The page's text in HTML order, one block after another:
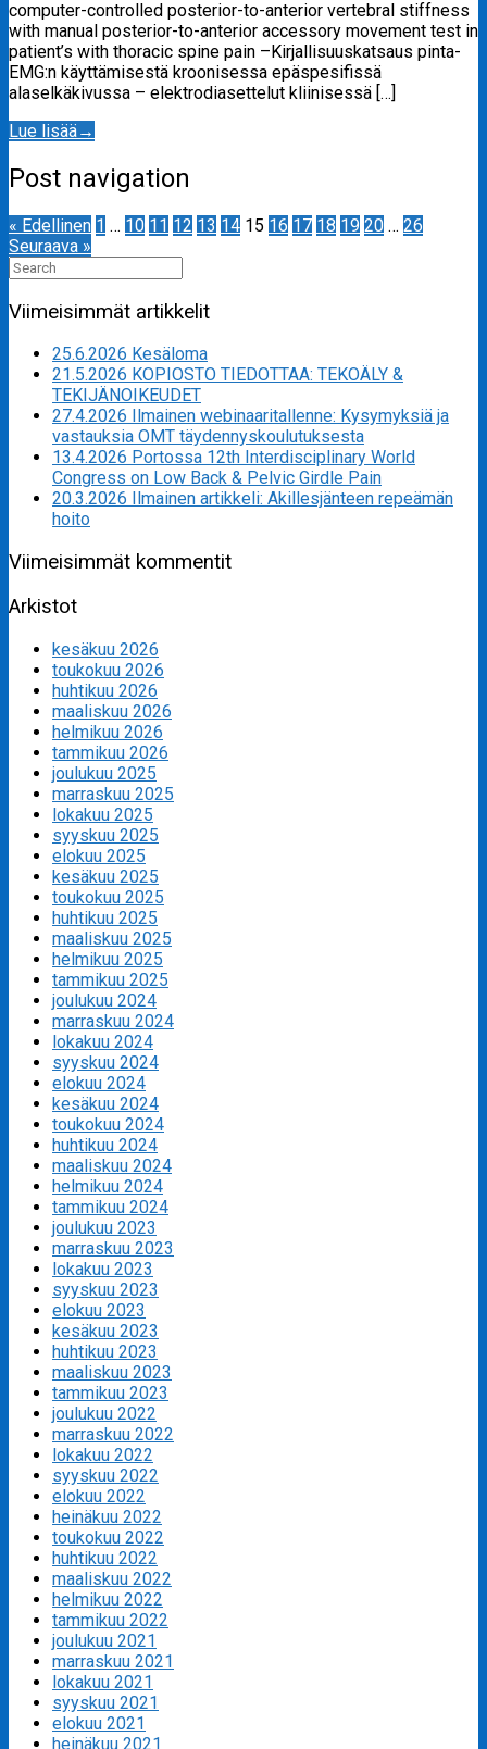
computer-controlled posterior-to-anterior vertebral stiffness
with manual posterior-to-anterior accessory movement test in
patient’s with thoracic spine pain –Kirjallisuuskatsaus pinta-
EMG:n käyttämisestä kroonisessa epäspesifissä
alaselkäkivussa – elektrodiasettelut kliinisessä […]
Lue lisää→
Post navigation
« Edellinen 1 … 10 11 12 13 14 15 16 17 18 19 20 … 26
Seuraava »
Search
for:
Viimeisimmät artikkelit
25.6.2026 Kesäloma
21.5.2026 KOPIOSTO TIEDOTTAA: TEKOÄLY &
TEKIJÄNOIKEUDET
27.4.2026 Ilmainen webinaaritallenne: Kysymyksiä ja
vastauksia OMT täydennyskoulutuksesta
13.4.2026 Portossa 12th Interdisciplinary World
Congress on Low Back & Pelvic Girdle Pain
20.3.2026 Ilmainen artikkeli: Akillesjänteen repeämän
hoito
Viimeisimmät kommentit
Arkistot
kesäkuu 2026
toukokuu 2026
huhtikuu 2026
maaliskuu 2026
helmikuu 2026
tammikuu 2026
joulukuu 2025
marraskuu 2025
lokakuu 2025
syyskuu 2025
elokuu 2025
kesäkuu 2025
toukokuu 2025
huhtikuu 2025
maaliskuu 2025
helmikuu 2025
tammikuu 2025
joulukuu 2024
marraskuu 2024
lokakuu 2024
syyskuu 2024
elokuu 2024
kesäkuu 2024
toukokuu 2024
huhtikuu 2024
maaliskuu 2024
helmikuu 2024
tammikuu 2024
joulukuu 2023
marraskuu 2023
lokakuu 2023
syyskuu 2023
elokuu 2023
kesäkuu 2023
huhtikuu 2023
maaliskuu 2023
tammikuu 2023
joulukuu 2022
marraskuu 2022
lokakuu 2022
syyskuu 2022
elokuu 2022
heinäkuu 2022
toukokuu 2022
huhtikuu 2022
maaliskuu 2022
helmikuu 2022
tammikuu 2022
joulukuu 2021
marraskuu 2021
lokakuu 2021
syyskuu 2021
elokuu 2021
heinäkuu 2021